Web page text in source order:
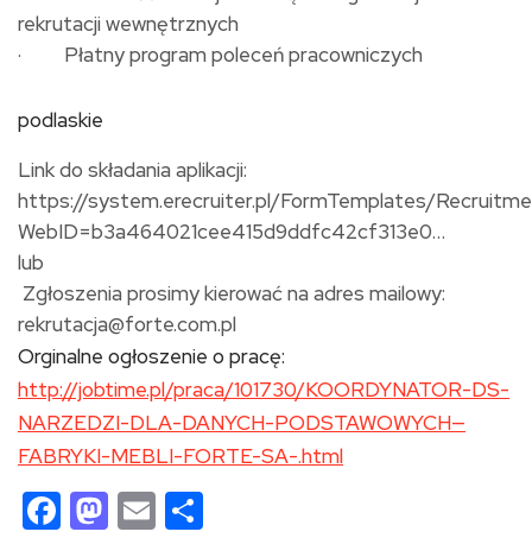
rekrutacji wewnętrznych
· Płatny program poleceń pracowniczych
podlaskie
Link do składania aplikacji:
https://system.erecruiter.pl/FormTemplates/
WebID=b3a464021cee415d9ddfc42cf313e0…
lub
Zgłoszenia prosimy kierować na adres mailowy:
rekrutacja@forte.com.pl
Orginalne ogłoszenie o pracę:
http://jobtime.pl/praca/101730/KOORDYNATOR-DS-
NARZEDZI-DLA-DANYCH-PODSTAWOWYCH—
FABRYKI-MEBLI-FORTE-SA-.html
Facebook
Mastodon
Email